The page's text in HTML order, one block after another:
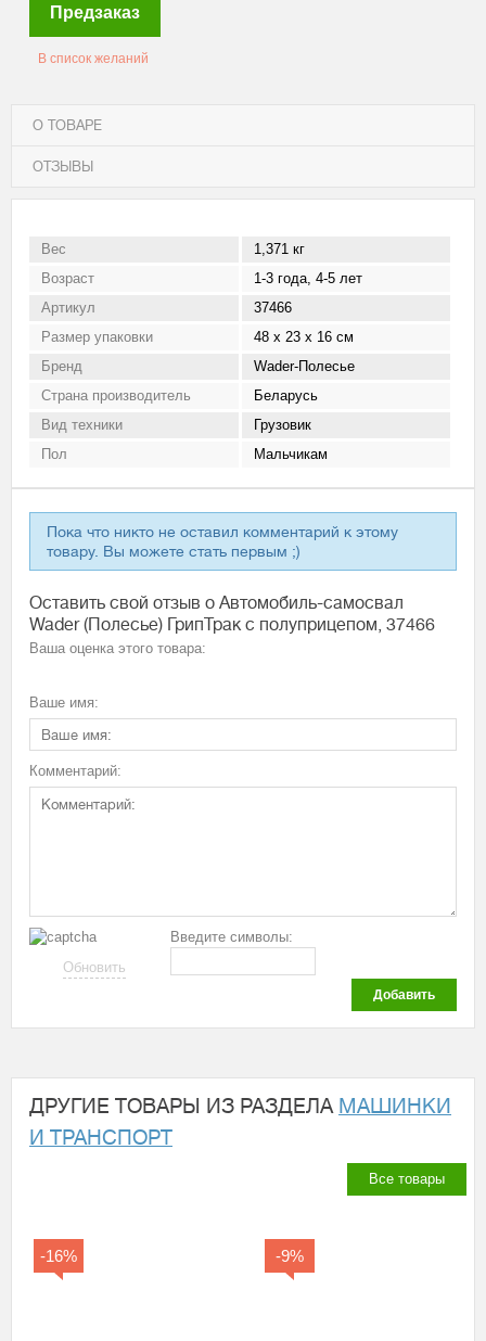
Предзаказ
В список желаний
О ТОВАРЕ
ОТЗЫВЫ
Вес
1,371 кг
Возраст
1-3 года, 4-5 лет
Артикул
37466
Размер упаковки
48 х 23 х 16 см
Бренд
Wader-Полесье
Страна производитель
Беларусь
Вид техники
Грузовик
Пол
Мальчикам
Пока что никто не оставил комментарий к этому
товару. Вы можете стать первым ;)
Оставить свой отзыв о Автомобиль-самосвал
Wader (Полесье) ГрипТрак с полуприцепом, 37466
Ваша оценка этого товара:
Ваше имя:
Комментарий:
Обновить
Введите символы:
Добавить
ДРУГИЕ ТОВАРЫ ИЗ РАЗДЕЛА МАШИНКИ
И ТРАНСПОРТ
Все товары
-16% -9%